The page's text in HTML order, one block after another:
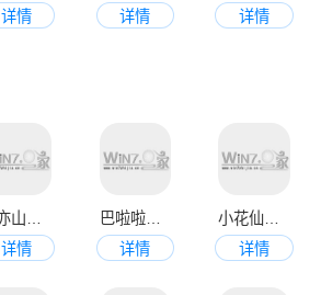
详情
详情
详情
详情
巴啦啦换装物语
详情
详情